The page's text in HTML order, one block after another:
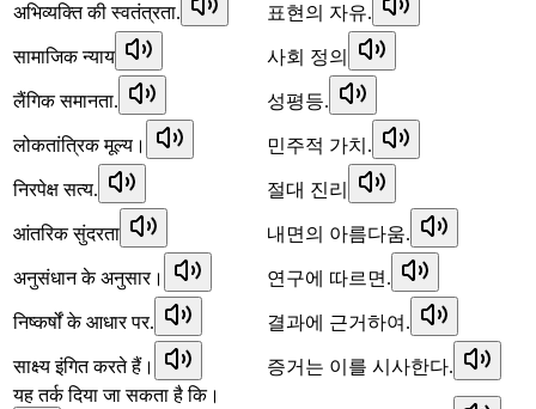
अभिव्यक्ति की स्वतंत्रता. 표현의 자유.
सामाजिक न्याय 사회 정의
लैंगिक समानता. 성평등.
लोकतांत्रिक मूल्य। 민주적 가치.
निरपेक्ष सत्य. 절대 진리
आंतरिक सुंदरता 내면의 아름다움.
अनुसंधान के अनुसार। 연구에 따르면.
निष्कर्षों के आधार पर. 결과에 근거하여.
साक्ष्य इंगित करते हैं।
증거는 이를 시사한다.
यह तर्क दिया जा सकता है कि।